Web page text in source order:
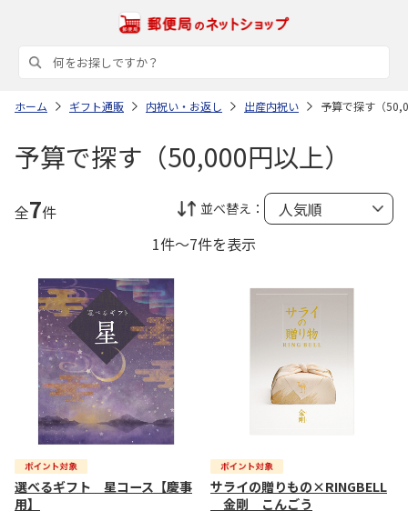
ホーム ギフト通販 内祝い・お返し 出産内祝い 予算で探す（
予算で探す（50,000円以上）
全7件 並べ替え：
1件～7件を表示
選べるギフト 星コース【慶事
用】
サライの贈りもの×RINGBELL
金剛 こんごう